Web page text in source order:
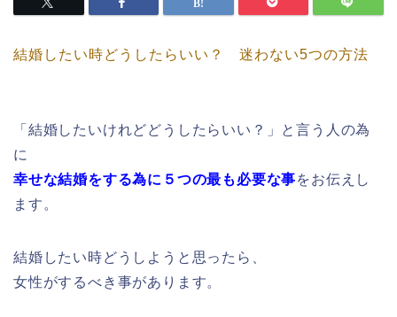
結婚したい時どうしたらいい？ 迷わない5つの方法
「結婚したいけれどどうしたらいい？」と言う人の為
に
幸せな結婚をする為に５つの最も必要な事をお伝えし
ます。
結婚したい時どうしようと思ったら、
女性がするべき事があります。